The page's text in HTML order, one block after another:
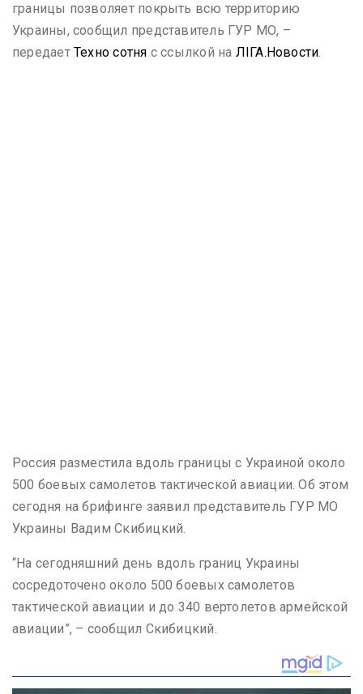
границы позволяет покрыть всю территорию
Украины, сообщил представитель ГУР МО, –
передаетТехно сотня с ссылкой на ЛІГА.Новости.
Россия разместила вдоль границы с Украиной около
500 боевых самолетов тактической авиации. Об этом
сегодня на брифинге заявил представитель ГУР МО
Украины Вадим Скибицкий.
“На сегодняшний день вдоль границ Украины
сосредоточено около 500 боевых самолетов
тактической авиации и до 340 вертолетов армейской
авиации”, – сообщил Скибицкий.